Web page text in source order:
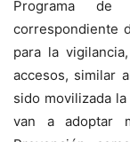
Programa de
correspondiente
para la
accesos, similar
sido movilizada
van a adoptar